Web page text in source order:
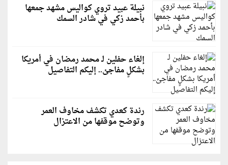
نبيلة عبيد تروي كواليس مشهد جمعها
بأحمد زكي في شادر السمك
إلغاء حفلين لـ محمد رمضان في أمريكا
بشكلٍ مفاجئ.. إليكم التفاصيل
رندة كعدي تكشف مخاوف العمر
وتوضح موقفها من الاعتزال